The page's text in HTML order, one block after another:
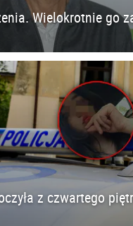
Wielokrotnie go
z czwartego